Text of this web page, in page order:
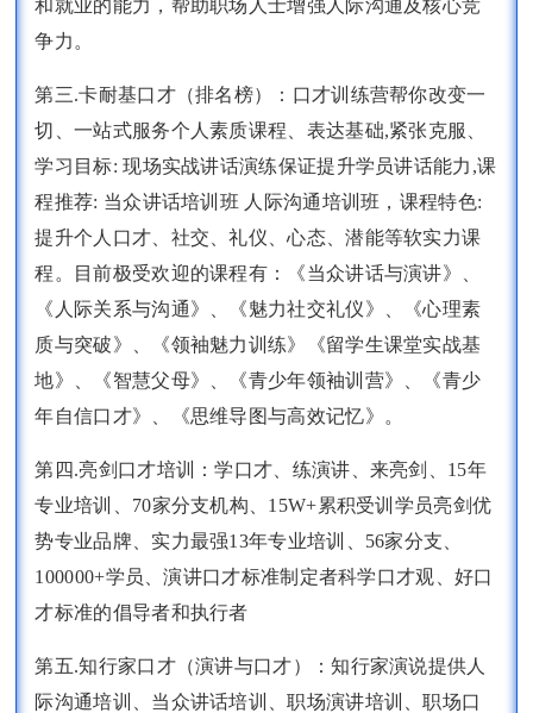
和就业的能力，帮助职场人士增强人际沟通及核心竞
争力。
第三.卡耐基口才（排名榜）：口才训练营帮你改变一
切、一站式服务个人素质课程、表达基础,紧张克服、
学习目标: 现场实战讲话演练保证提升学员讲话能力,课
程推荐: 当众讲话培训班 人际沟通培训班，课程特色:
提升个人口才、社交、礼仪、心态、潜能等软实力课
程。目前极受欢迎的课程有：《当众讲话与演讲》、
《人际关系与沟通》、《魅力社交礼仪》、《心理素
质与突破》、《领袖魅力训练》《留学生课堂实战基
地》、《智慧父母》、《青少年领袖训营》、《青少
年自信口才》、《思维导图与高效记忆》。
第四.亮剑口才培训：学口才、练演讲、来亮剑、15年
专业培训、70家分支机构、15W+累积受训学员亮剑优
势专业品牌、实力最强13年专业培训、56家分支、
100000+学员、演讲口才标准制定者科学口才观、好口
才标准的倡导者和执行者
第五.知行家口才（演讲与口才）：知行家演说提供人
际沟通培训、当众讲话培训、职场演讲培训、职场口